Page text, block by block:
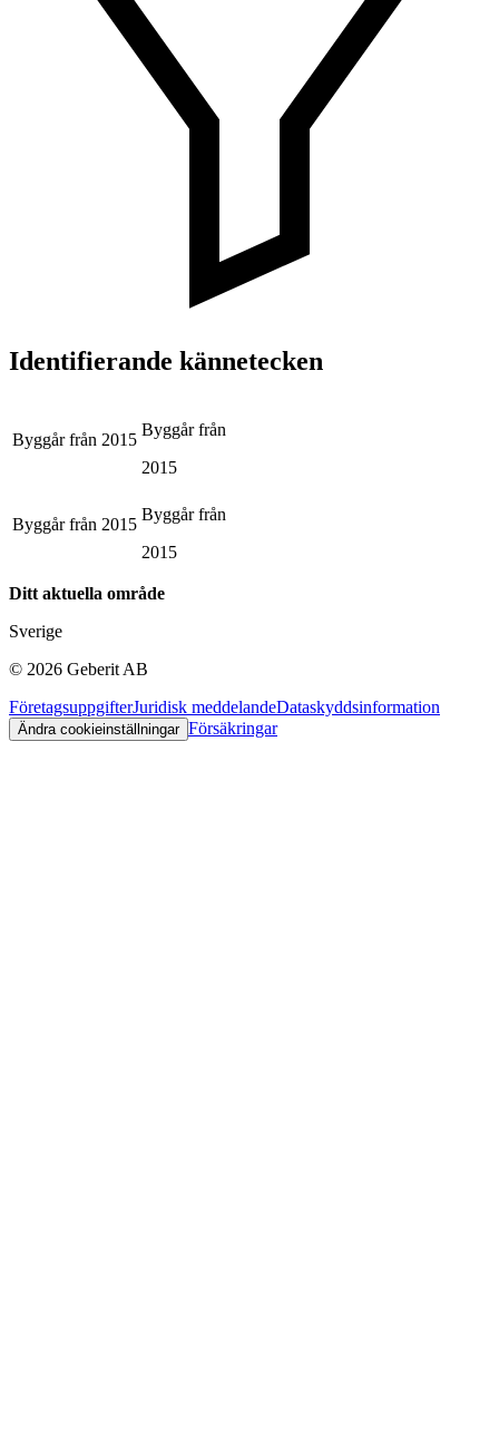
Identifierande kännetecken
Byggår från 2015
Byggår från
2015
Byggår från 2015
Byggår från
2015
Ditt aktuella område
Sverige
© 2026 Geberit AB
FöretagsuppgifterJuridisk meddelandeDataskyddsinformation
Ändra cookieinställningar Försäkringar